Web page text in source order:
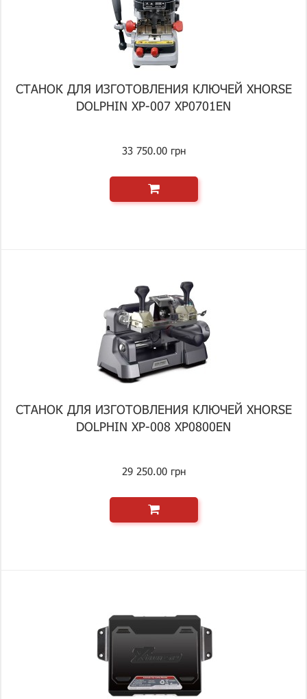
СТАНОК ДЛЯ ИЗГОТОВЛЕНИЯ КЛЮЧЕЙ XHORSE
DOLPHIN XP-007 XP0701EN
33 750.00 грн
СТАНОК ДЛЯ ИЗГОТОВЛЕНИЯ КЛЮЧЕЙ XHORSE
DOLPHIN XP-008 XP0800EN
29 250.00 грн